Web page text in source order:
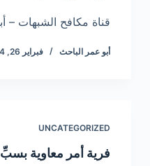
قناة مكافح الشبهات –
أبو عمر الباحث فبراير 26, 2014
UNCATEGORIZED
فرية أمر معاوية